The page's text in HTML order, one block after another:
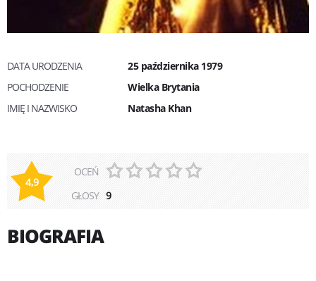
DATA URODZENIA
25 października 1979
POCHODZENIE
Wielka Brytania
IMIĘ I NAZWISKO
Natasha Khan
4,9
OCEŃ
GŁOSY 9
BIOGRAFIA